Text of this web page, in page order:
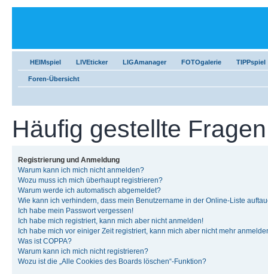
HEIMspiel LIVEticker LIGAmanager FOTOgalerie TIPPspiel
Foren-Übersicht
Häufig gestellte Fragen
Registrierung und Anmeldung
Warum kann ich mich nicht anmelden?
Wozu muss ich mich überhaupt registrieren?
Warum werde ich automatisch abgemeldet?
Wie kann ich verhindern, dass mein Benutzername in der Online-Liste
Ich habe mein Passwort vergessen!
Ich habe mich registriert, kann mich aber nicht anmelden!
Ich habe mich vor einiger Zeit registriert, kann mich aber nicht mehr
Was ist COPPA?
Warum kann ich mich nicht registrieren?
Wozu ist die „Alle Cookies des Boards löschen“-Funktion?